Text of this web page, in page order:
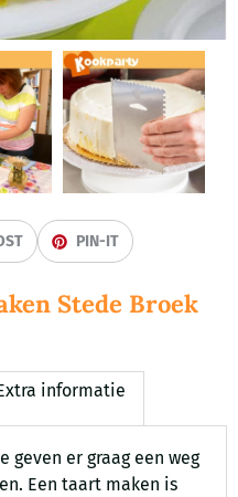
PIN-IT
Stede Broek
informatie
geven er graag een weg
Een taart maken is